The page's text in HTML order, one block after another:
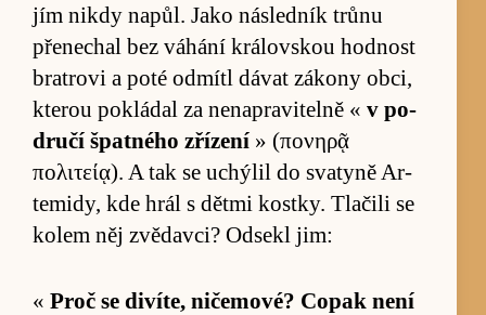
jím nikdy na­půl. Jako ná­sledník trůnu
přene­chal bez vá­hání krá­lov­skou hodnost
bra­t­rovi a poté od­mítl dávat zá­kony ob­ci,
kte­rou poklá­dal za nena­pravi­telně « v po­
dručí špatného zřízení » (πονηρᾷ
πολιτείᾳ). A tak se uchý­lil do sva­tyně Ar­
te­mi­dy, kde hrál s dětmi kostky. Tla­čili se
ko­lem něj zvě­dav­ci? Od­sekl jim:
« Proč se diví­te, ni­če­mové? Copak není